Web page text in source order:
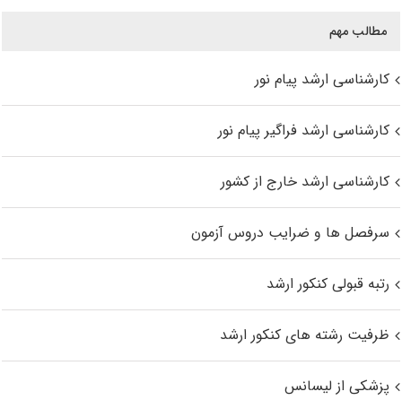
مطالب مهم
کارشناسی ارشد پیام نور
کارشناسی ارشد فراگیر پیام نور
کارشناسی ارشد خارج از کشور
سرفصل ها و ضرایب دروس آزمون
رتبه قبولی کنکور ارشد
ظرفیت رشته های کنکور ارشد
پزشکی از لیسانس